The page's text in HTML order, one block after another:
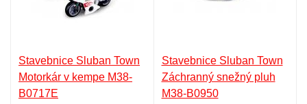
Stavebnice Sluban Town
Motorkár v kempe M38-
B0717E
Stavebnice Sluban Town
Záchranný snežný pluh
M38-B0950